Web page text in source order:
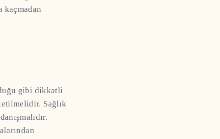
kaçmadan
gibi dikkatli
Sağlık